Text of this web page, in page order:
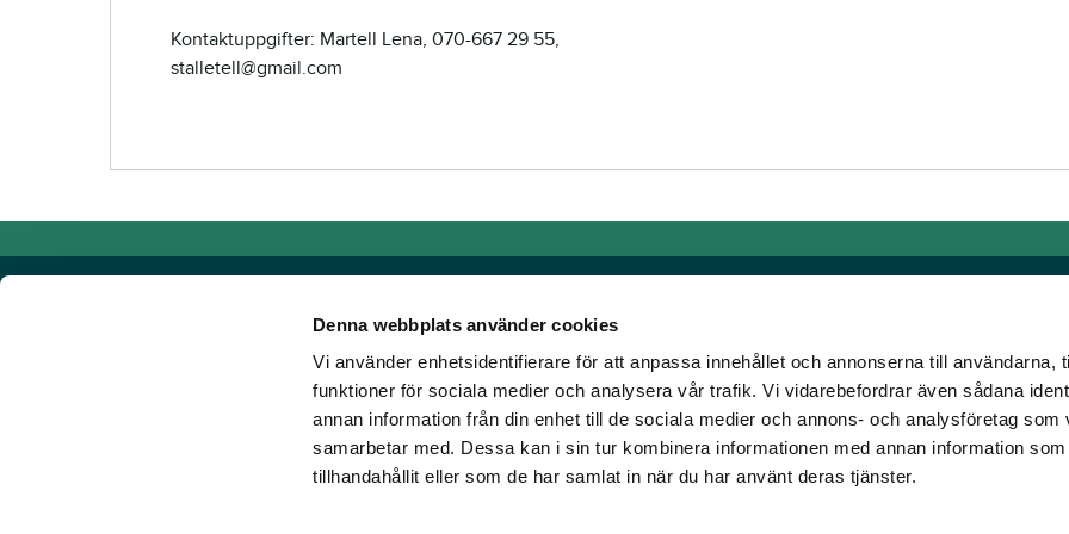
Denna webbplats använder cookies
Vi använder enhetsidentifierare för att anpassa innehållet och annonserna till användarna,
funktioner för sociala medier och analysera vår trafik. Vi vidarebefordrar även sådana
annan information från din enhet till de sociala medier och annons- och analysföretag som
samarbetar med. Dessa kan i sin tur kombinera informationen med annan information
tillhandahållit eller som de har samlat in när du har använt deras tjänster.
Kontaktuppgifter: Martell Lena, 070-667 29 55,
stalletell@gmail.com
Powered by TR Media
Hos TR Media finns Sveriges främsta varumärken för dig som älskar trav!
Sedan starten 1932, då tidningen Travronden grundades, har vi skapat en
Länkar
Allmänna auktionsvillkor
Mobilvy